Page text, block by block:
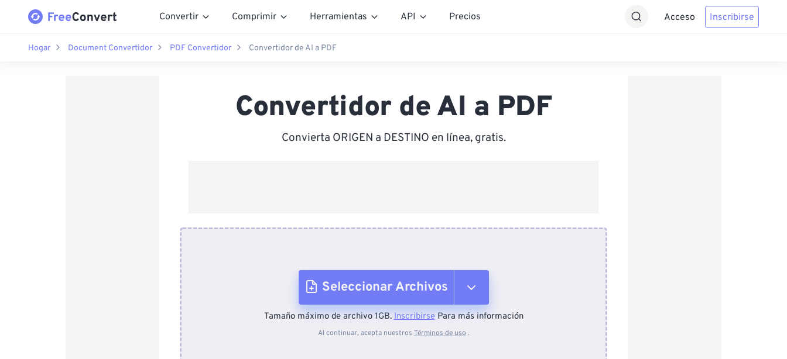
Convertir Comprimir Herramientas API Precios Acceso Inscribirse
Hogar Document Convertidor PDF Convertidor Convertidor de AI a PDF
Convertidor de AI a PDF
Convierta ORIGEN a DESTINO en línea, gratis.
Seleccionar Archivos
Desde el dispositivo
Tamaño máximo de archivo 1GB.InscribirsePara más información
Al continuar, acepta nuestros Términos de uso .